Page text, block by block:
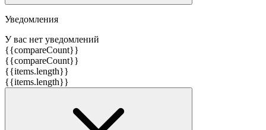
Уведомления
У вас нет уведомлений
{{compareCount}}
{{compareCount}}
{{items.length}}
{{items.length}}